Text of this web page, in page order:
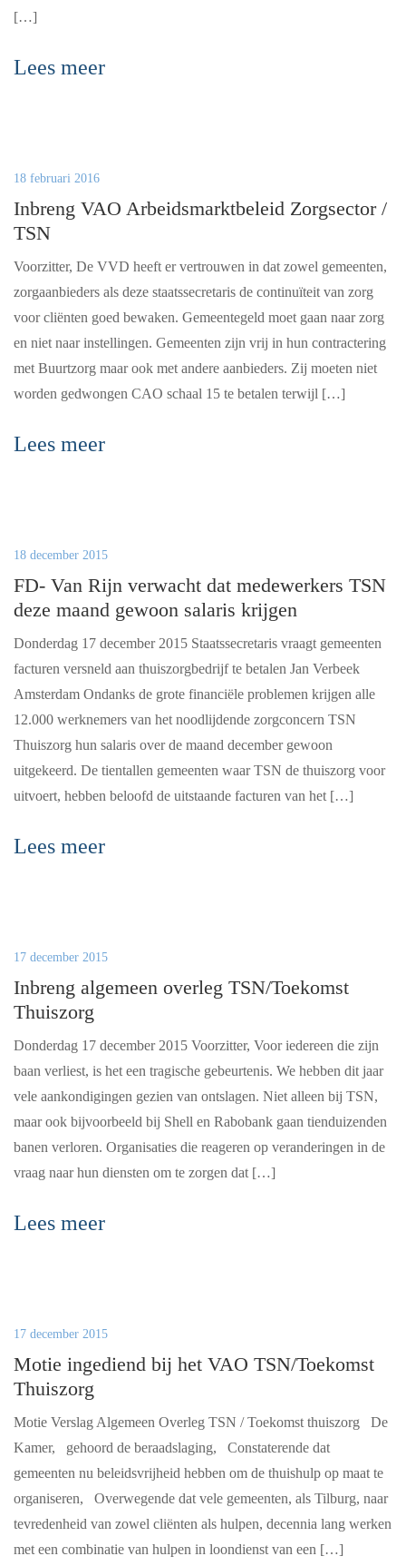
[…]
Lees meer
18 februari 2016
Inbreng VAO Arbeidsmarktbeleid Zorgsector /
TSN
Voorzitter, De VVD heeft er vertrouwen in dat zowel gemeenten,
zorgaanbieders als deze staatssecretaris de continuïteit van zorg
voor cliënten goed bewaken. Gemeentegeld moet gaan naar zorg
en niet naar instellingen. Gemeenten zijn vrij in hun contractering
met Buurtzorg maar ook met andere aanbieders. Zij moeten niet
worden gedwongen CAO schaal 15 te betalen terwijl […]
Lees meer
18 december 2015
FD- Van Rijn verwacht dat medewerkers TSN
deze maand gewoon salaris krijgen
Donderdag 17 december 2015 Staatssecretaris vraagt gemeenten
facturen versneld aan thuiszorgbedrijf te betalen Jan Verbeek
Amsterdam Ondanks de grote financiële problemen krijgen alle
12.000 werknemers van het noodlijdende zorgconcern TSN
Thuiszorg hun salaris over de maand december gewoon
uitgekeerd. De tientallen gemeenten waar TSN de thuiszorg voor
uitvoert, hebben beloofd de uitstaande facturen van het […]
Lees meer
17 december 2015
Inbreng algemeen overleg TSN/Toekomst
Thuiszorg
Donderdag 17 december 2015 Voorzitter, Voor iedereen die zijn
baan verliest, is het een tragische gebeurtenis. We hebben dit jaar
vele aankondigingen gezien van ontslagen. Niet alleen bij TSN,
maar ook bijvoorbeeld bij Shell en Rabobank gaan tienduizenden
banen verloren. Organisaties die reageren op veranderingen in de
vraag naar hun diensten om te zorgen dat […]
Lees meer
17 december 2015
Motie ingediend bij het VAO TSN/Toekomst
Thuiszorg
Motie Verslag Algemeen Overleg TSN / Toekomst thuiszorg De
Kamer, gehoord de beraadslaging, Constaterende dat
gemeenten nu beleidsvrijheid hebben om de thuishulp op maat te
organiseren, Overwegende dat vele gemeenten, als Tilburg, naar
tevredenheid van zowel cliënten als hulpen, decennia lang werken
met een combinatie van hulpen in loondienst van een […]